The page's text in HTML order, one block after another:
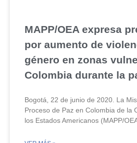
MAPP/OEA expresa
por aumento de
género en zonas
Colombia durante la
Bogotá, 22 de junio de 2020. La
Proceso de Paz en Colombia de la
los Estados Americanos (MAPP/